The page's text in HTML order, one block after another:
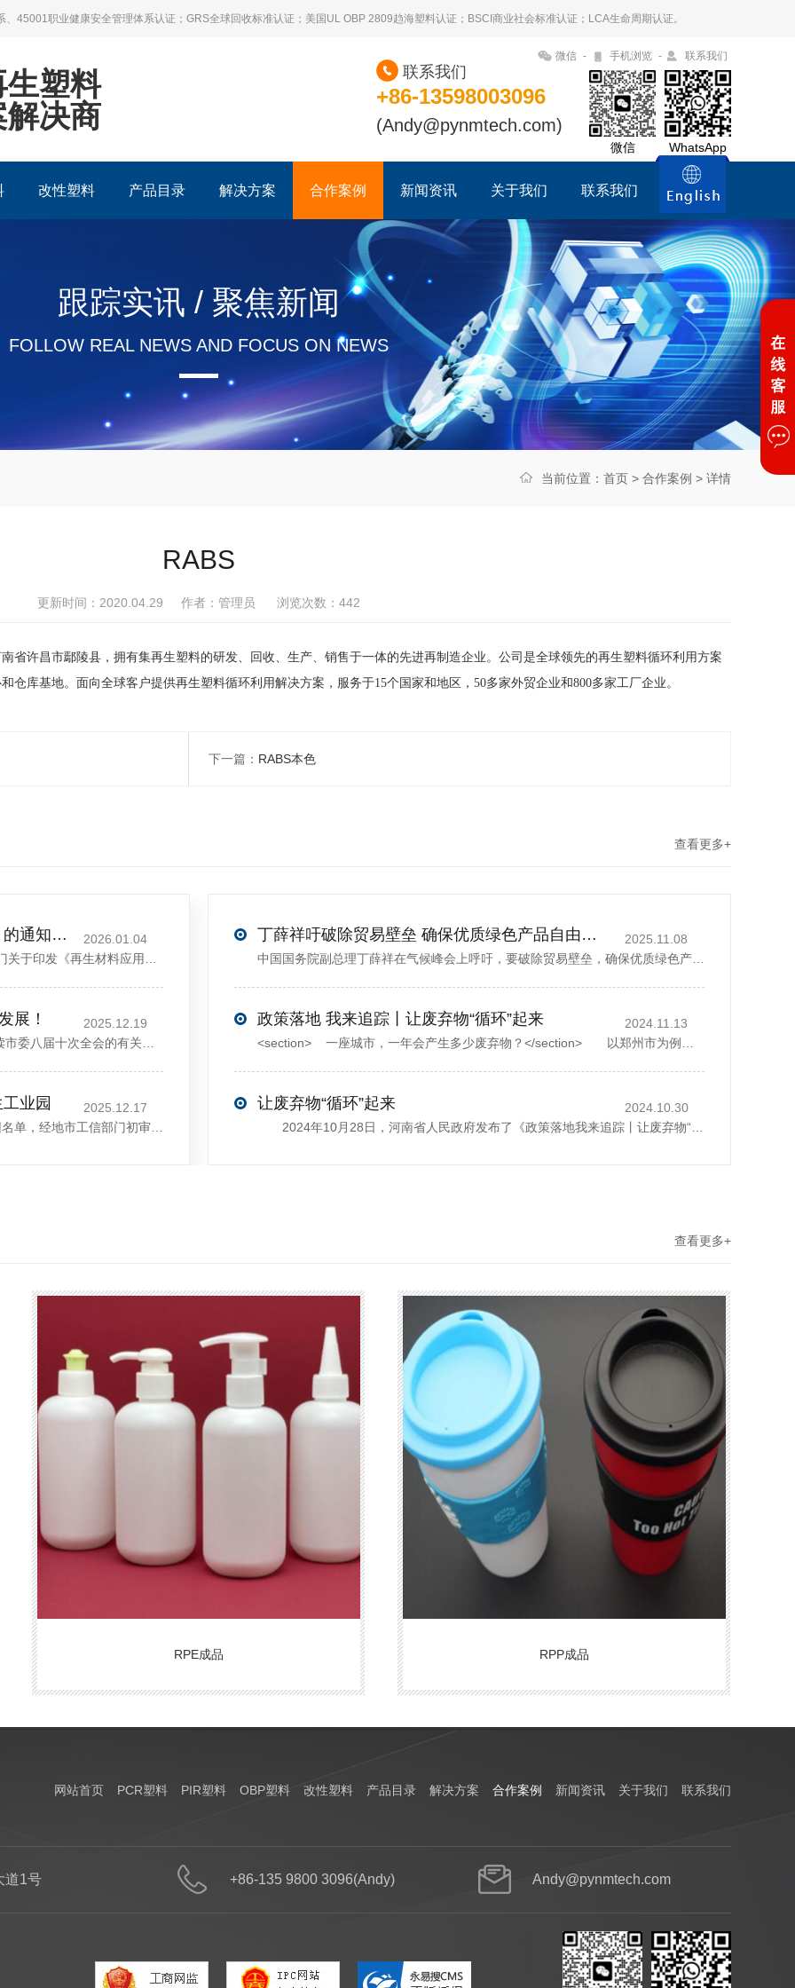
45001职业健康安全管理体系认证；GRS全球回收标准认证；美国UL OBP 2809趋海塑料认证；BSCI商业社会标准认证；LCA生命周期认证。
微信 - 手机浏览 - 联系我们
塑料
决商
+86-13598003096
(Andy@pynmtech.com)
联系我们
微信 WhatsApp
改性塑料 产品目录 解决方案 合作案例 新闻资讯 关于我们 联系我们
跟踪实讯 / 聚焦新闻
FOLLOW REAL NEWS AND FOCUS ON NEWS
当前位置： 首页 > 合作案例 > 详情
RABS
更新时间：2020.04.29 作者：管理员 浏览次数： 442
省许昌市鄢陵县，拥有集再生塑料的研发、回收、生产、销售于一体的先进再制造企业。公司是全球领先的再生塑料循环利用方案
库基地。面向全球客户提供再生塑料循环利用解决方案，服务于15个国家和地区，50多家外贸企业和800多家工厂企业。
下一篇： RABS本色
查看更多+
关于印发《再生材料应用推广行动方案》的通知(发改环资〔2025〕1681号)
2026.01.04
展！
2025.12.19
业园
2025.12.17
丁薛祥吁破除贸易壁垒 确保优质绿色产品自由流通
2025.11.08
政策落地 我来追踪丨让废弃物“循环”起来
2024.11.13
让废弃物“循环”起来
2024.10.30
查看更多+
RPE成品 RPP成品
网站首页 PCR塑料 PIR塑料 OBP塑料 改性塑料 产品目录 解决方案 合作案例 新闻资讯 关于我们 联系我们
道1号 +86-135 9800 3096(Andy) Andy@pynmtech.com